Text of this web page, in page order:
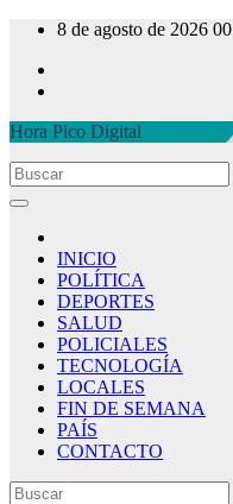
contenido
8 de agosto de 2026
Hora Pico Digital
INICIO
POLÍTICA
DEPORTES
SALUD
POLICIALES
TECNOLOGÍA
LOCALES
FIN DE SEMANA
PAÍS
CONTACTO